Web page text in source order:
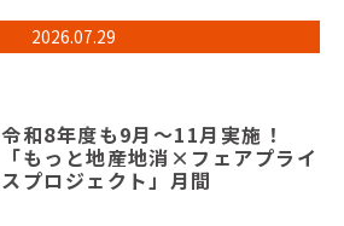
2026.07.29
令和8年度も9月〜11月実施！
「もっと地産地消×フェアプライ
スプロジェクト」月間